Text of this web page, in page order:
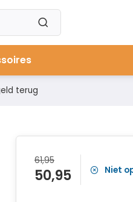
terug
61,95
50,95 Niet